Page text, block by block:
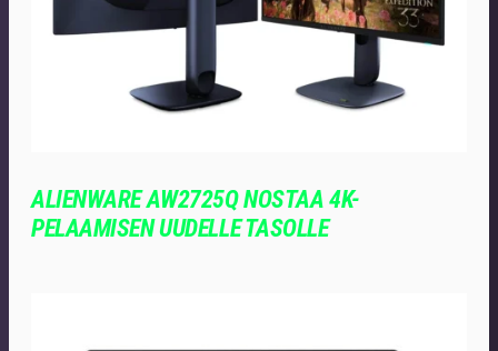
ALIENWARE AW2725Q NOSTAA 4K-
PELAAMISEN UUDELLE TASOLLE